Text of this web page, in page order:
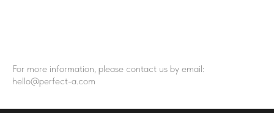
For more information, please contact us by email:
hello@perfect-a.com